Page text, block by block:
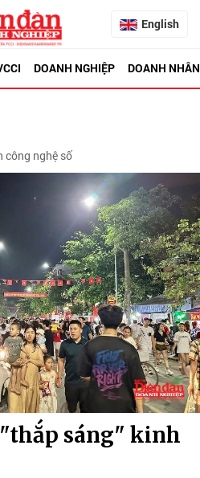
English
DOANH NGHIỆP DOANH NHÂN
công nghệ số
sáng" kinh